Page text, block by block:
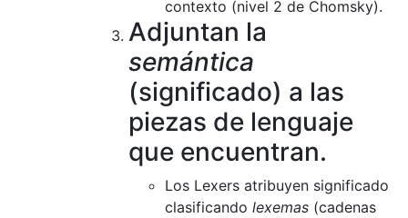
contexto (nivel 2 de Chomsky).
Adjuntan la
semántica
(significado) a las
piezas de lenguaje
que encuentran.
Los Lexers atribuyen significado
clasificando lexemas (cadenas